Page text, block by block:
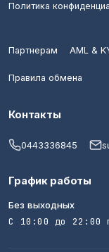
Политика
Партнерам AML &
Правила обмена
Контакты
0443336845
График работы
Без выходных
С 10:00 до 22:00